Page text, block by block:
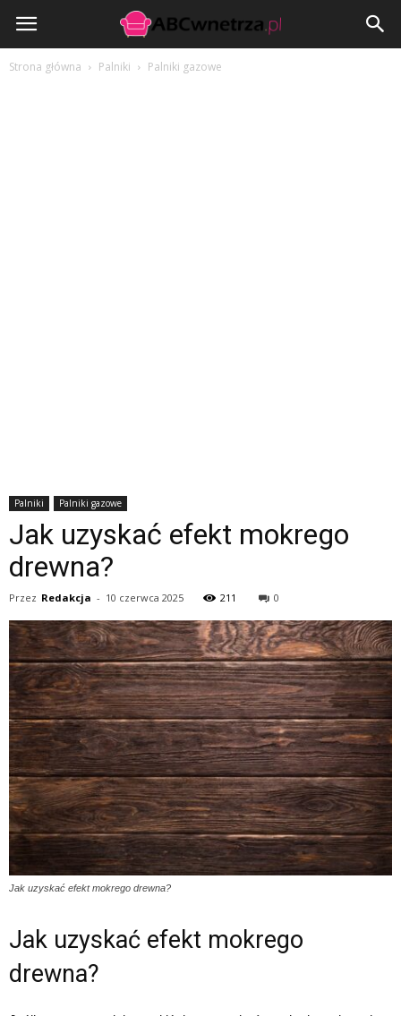
ABCwnetrza.pl
Strona główna Palniki Palniki gazowe
Palniki Palniki gazowe
Jak uzyskać efekt mokrego
drewna?
Przez Redakcja - 10 czerwca 2025 211 0
Jak uzyskać efekt mokrego drewna?
Jak uzyskać efekt mokrego
drewna?